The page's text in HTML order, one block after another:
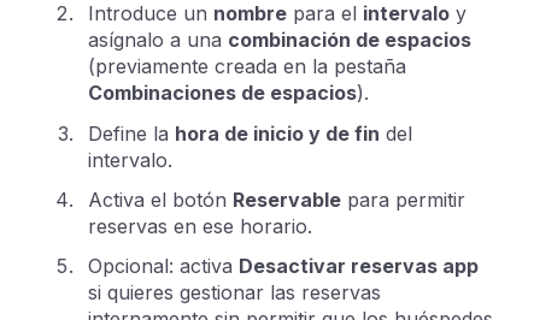
Introduce un nombre para el intervalo y
asígnalo a una combinación de espacios
(previamente creada en la pestaña
Combinaciones de espacios).
Define la hora de inicio y de fin del
intervalo.
Activa el botón Reservable para permitir
reservas en ese horario.
Opcional: activa Desactivar reservas app
si quieres gestionar las reservas